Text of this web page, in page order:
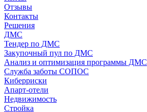
Отзывы
Контакты
Решения
ДМС
Тендер по ДМС
Закупочный пул по ДМС
Анализ и оптимизация программы ДМС
Служба заботы СОПОС
Киберриски
Апарт-отели
Недвижимость
Стройка